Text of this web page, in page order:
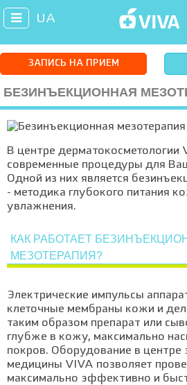
UA
ЗАПИСЬ НА ПРИЕМ
БЕЗИНЪЕКЦИОННАЯ
В центре дерматокосметологии
современные процедуры для
Одной из них является
- методика глубокого питания
увлажнения.
КАК РАБОТАЕТ
МЕЗОТЕРАПИЯ?
Электрические импульсы
клеточные мембраны кожи и
таким образом препарат или
глубже в кожу, максимально
покров. Оборудование в центре
медицины VIVA позволяет
максимально эффективно и